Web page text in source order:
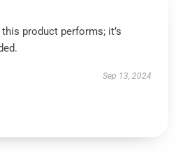
product performs; it’s
Sep 13, 2024